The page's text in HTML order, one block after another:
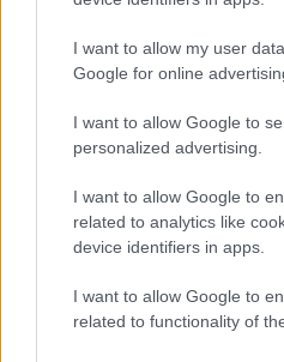
I want to allow my user
Google for online
I want to allow Google to
personalized advertising.
I want to allow Google to
related to analytics like
device identifiers in apps.
I want to allow Google to
related to functionality of